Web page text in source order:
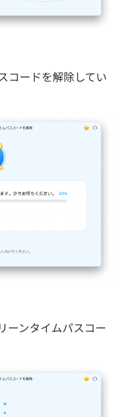
コードを解除してい
ーンタイムパスコー